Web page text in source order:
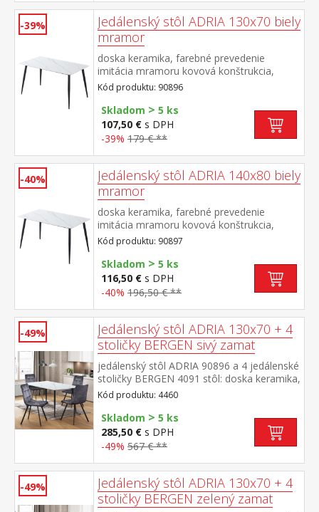
-39%
Jedálenský stôl ADRIA 130x70 biely
mramor
doska keramika, farebné prevedenie
imitácia mramoru kovová konštrukcia,
farebné prevedenie čierna
Kód produktu: 90896
Skladom > 5 ks
107,50 € s DPH
-39% 179 € **
-40%
Jedálenský stôl ADRIA 140x80 biely
mramor
doska keramika, farebné prevedenie
imitácia mramoru kovová konštrukcia,
farebné prevedenie čierna
Kód produktu: 90897
Skladom > 5 ks
116,50 € s DPH
-40% 196,50 € **
-49%
Jedálenský stôl ADRIA 130x70 + 4
stoličky BERGEN sivý zamat
jedálenský stôl ADRIA 90896 a 4 jedálenské
stoličky BERGEN 4091 stôl: doska keramika,
farebné prevedenie imitácia
mramoru kovová konštrukcia, farebné
prevedenie čierna stolička: zamatový poťah,
farebné prevedenie sivá kovová
konštrukcia, farebné prevedenie
stola (š/h/v) 130 × 70 × 75 cm rozmer
stoličky (š/h/v) 45 × 53 × 88 cm
Kód produktu: 4460
Skladom > 5 ks
285,50 € s DPH
-49% 567 € **
-49%
Jedálenský stôl ADRIA 130x70 + 4
stoličky BERGEN zelený zamat